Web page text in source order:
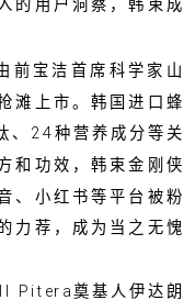
的用户洞察，韩束成
前宝洁首席科学家山
滩上市。韩国进口蜂
、24种营养成分等关
和功效，韩束金刚侠
、小红书等平台被粉
力荐，成为当之无愧
Pitera奠基人伊达朗